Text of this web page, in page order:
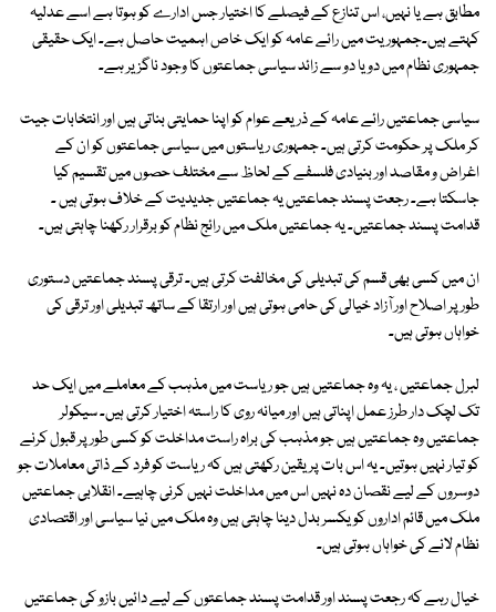
مطابق ہے یا نہیں، اس تنازع کے فیصلے کا اختیار جس ادارے کو ہوتا ہے اسے عدلیہ
کہتے ہیں۔جمہوریت میں رائے عامہ کو ایک خاص اہمیت حاصل ہے۔ ایک حقیقی
جمہوری نظام میں دو یا دو سے زائد سیاسی جماعتوں کا وجود ناگزیر ہے۔
سیاسی جماعتیں رائے عامہ کے ذریعے عوام کو اپنا حمایتی بناتی ہیں اور انتخابات جیت
کر ملک پر حکومت کرتی ہیں۔ جمہوری ریاستوں میں سیاسی جماعتوں کو ان کے
اغراض و مقاصد اور بنیادی فلسفے کے لحاظ سے مختلف حصوں میں تقسیم کیا
جاسکتا ہے۔ رجعت پسند جماعتیں یہ جماعتیں جدیدیت کے خلاف ہوتی ہیں ۔
قدامت پسند جماعتیں۔ یہ جماعتیں ملک میں رائج نظام کو برقرار رکھنا چاہتی ہیں۔
ان میں کسی بھی قسم کی تبدیلی کی مخالفت کرتی ہیں۔ ترقی پسند جماعتیں دستوری
طور پر اصلاح اور آزاد خیالی کی حامی ہوتی ہیں اور ارتقا کے ساتھ تبدیلی اور ترقی کی
خواہاں ہوتی ہیں۔
لبرل جماعتیں ، یہ وہ جماعتیں ہیں جو ریاست میں مذہب کے معاملے میں ایک حد
تک لچک دار طرز عمل اپناتی ہیں اور میانہ روی کا راستہ اختیار کرتی ہیں۔ سیکولر
جماعتیں وہ جماعتیں ہیں جو مذہب کی براہ راست مداخلت کو کسی طور پر قبول کرنے
کو تیار نہیں ہوتیں۔ یہ اس بات پر یقین رکھتی ہیں کہ ریاست کو فرد کے ذاتی معاملات جو
دوسروں کے لیے نقصان دہ نہیں اس میں مداخلت نہیں کرنی چاہیے۔ انقلابی جماعتیں
ملک میں قائم اداروں کو یکسر بدل دینا چاہتی ہیں وہ ملک میں نیا سیاسی اور اقتصادی
نظام لانے کی خواہاں ہوتی ہیں۔
خیال رہے کہ رجعت پسند اور قدامت پسند جماعتوں کے لیے دائیں بازو کی جماعتیں